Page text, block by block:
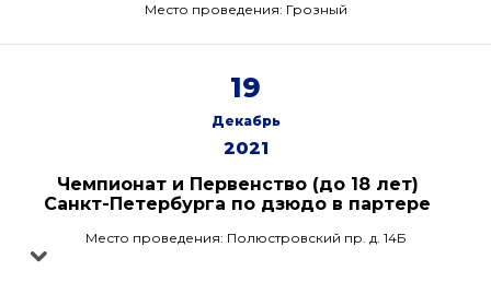
Место проведения: Грозный
19
Декабрь
2021
Чемпионат и Первенство (до 18 лет)
Санкт-Петербурга по дзюдо в партере
Место проведения: Полюстровский пр. д. 14Б